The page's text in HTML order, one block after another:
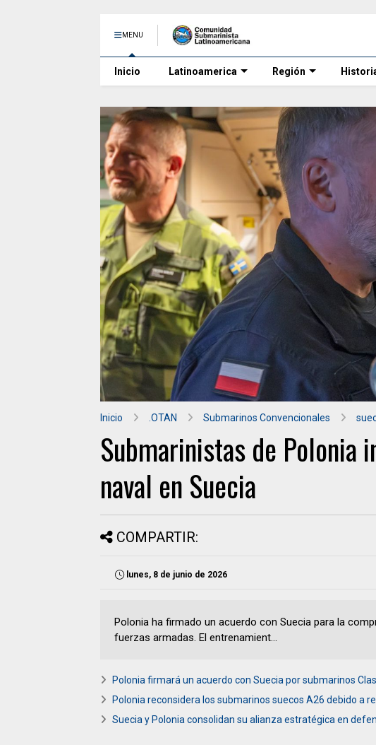
MENU
Inicio Latinoamerica Región
Inicio .OTAN Submarinos Convencionales
Submarinistas de Polonia
naval en Suecia
COMPARTIR:
lunes, 8 de junio de 2026
Polonia ha firmado un acuerdo con Suecia para la
fuerzas armadas. El entrenamient...
Polonia firmará un acuerdo con Suecia por submarinos
Polonia reconsidera los submarinos suecos A26 debido a
Suecia y Polonia consolidan su alianza estratégica en